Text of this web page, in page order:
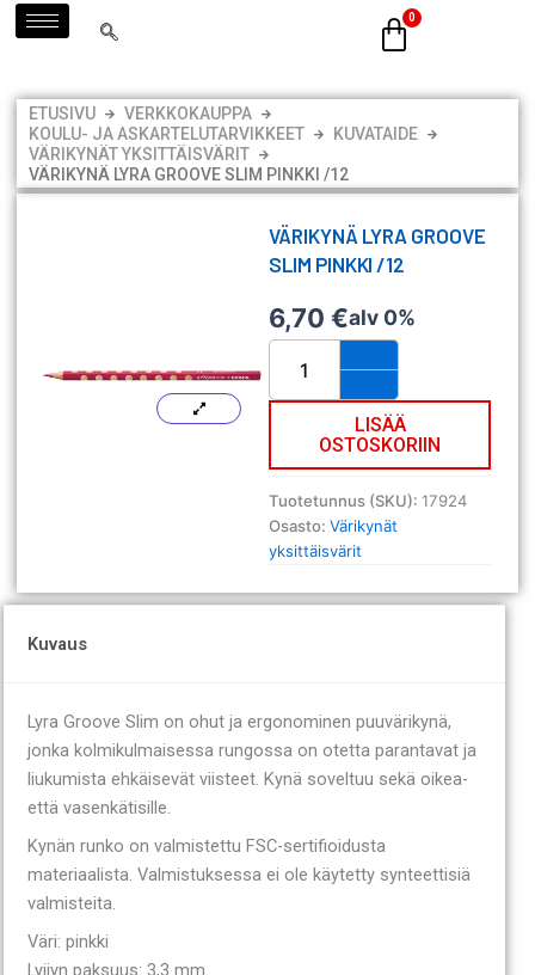
Siirry
sisältöön
ETUSIVU
VERKKOKAUPPA
KOULU- JA ASKARTELUTARVIKKEET
KUVATAIDE
VÄRIKYNÄT YKSITTÄISVÄRIT
VÄRIKYNÄ LYRA GROOVE SLIM PINKKI /12
VÄRIKYNÄ LYRA GROOVE
SLIM PINKKI /12
6,70€alv 0%
Värikynä
Lyra
Groove
/12
määrä
LISÄÄ
OSTOSKORIIN
Tuotetunnus (SKU):17924
Osasto:Värikynät
yksittäisvärit
Kuvaus
Lyra Groove Slim on ohut ja ergonominen puuvärikynä,
jonka kolmikulmaisessa rungossa on otetta parantavat ja
liukumista ehkäisevät viisteet. Kynä soveltuu sekä oikea-
että vasenkätisille.
Kynän runko on valmistettu FSC-sertifioidusta
materiaalista. Valmistuksessa ei ole käytetty synteettisiä
valmisteita.
Väri: pinkki
Lyijyn paksuus: 3,3 mm